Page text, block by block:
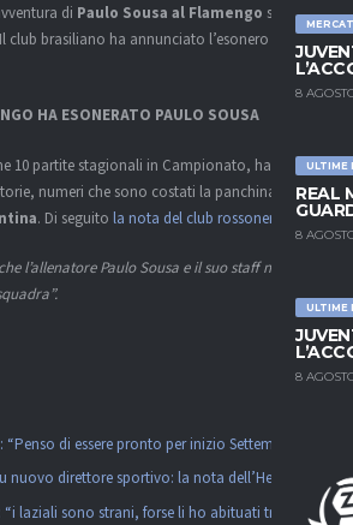
8
ULTIME
REAL
8
ULTIME
8
di Paulo Sousa al Flamengo si
club brasiliano ha annunciato l’esonero del
HA ESONERATO PAULO SOUSA
10 partite stagionali in Campionato, ha
numeri che sono costati la panchina all’ex
. Di seguito la nota del club rossonero
l’allenatore Paulo Sousa e il suo staff non
di essere pronto per inizio Settembre”
nuovo direttore sportivo: la nota dell’Hellas
laziali sono strani, forse li ho abituati troppo